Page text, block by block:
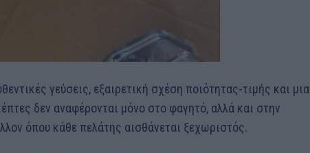
γεύσεις, εξαιρετική σχέση ποιότητας-τιμής και μια
δεν αναφέρονται μόνο στο φαγητό, αλλά και στην
όπου κάθε πελάτης αισθάνεται ξεχωριστός.